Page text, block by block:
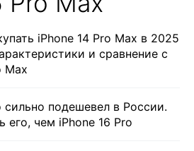
iPhone 14 Pro Max в 2025
и сравнение с
Max
сильно подешевел в России.
его, чем iPhone 16 Pro